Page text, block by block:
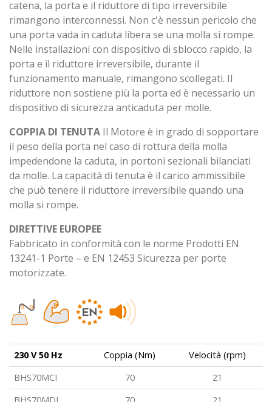
catena, la porta e il riduttore di tipo irreversibile
rimangono interconnessi. Non c'è nessun pericolo che
una porta vada in caduta libera se una molla si rompe.
Nelle installazioni con dispositivo di sblocco rapido, la
porta e il riduttore irreversibile, durante il
funzionamento manuale, rimangono scollegati. Il
riduttore non sostiene più la porta ed è necessario un
dispositivo di sicurezza anticaduta per molle.
COPPIA DI TENUTA Il Motore è in grado di sopportare
il peso della porta nel caso di rottura della molla
impedendone la caduta, in portoni sezionali bilanciati
da molle. La capacità di tenuta è il carico ammissibile
che può tenere il riduttore irreversibile quando una
molla si rompe.
DIRETTIVE EUROPEE
Fabbricato in conformità con le norme Prodotti EN
13241-1 Porte – e EN 12453 Sicurezza per porte
motorizzate.
230 V 50 Hz Coppia (Nm)
Velocità (rpm)
BHS70MCI
70
21